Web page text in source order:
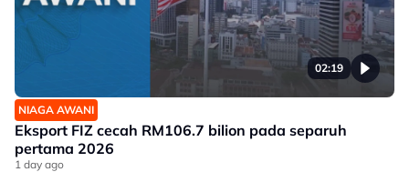
02:19
NIAGA AWANI
Eksport FIZ cecah RM106.7 bilion pada separuh
pertama 2026
1 day ago